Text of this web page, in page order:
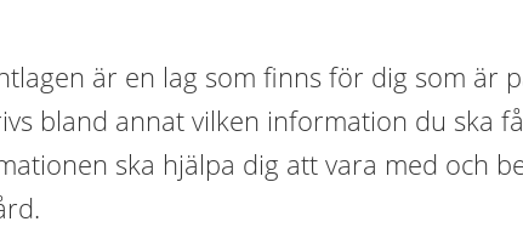
är en lag som finns för dig som är
bland annat vilken information du ska
ska hjälpa dig att vara med och